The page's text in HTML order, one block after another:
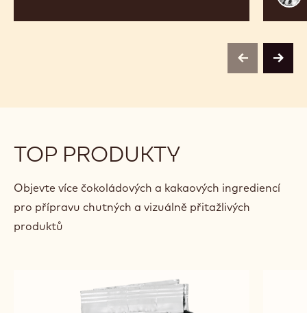
previousnext
TOP PRODUKTY
Objevte více čokoládových a kakaových ingrediencí
pro přípravu chutných a vizuálně přitažlivých
produktů